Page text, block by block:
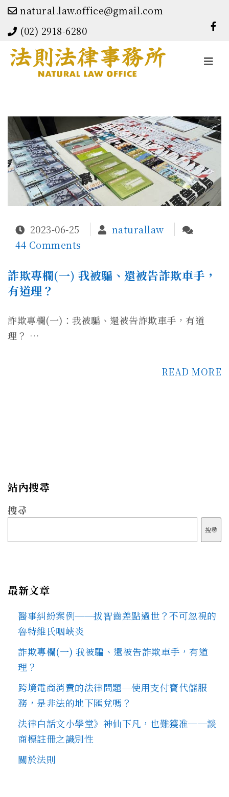
natural.law.office@gmail.com
(02) 2918-6280
Toggle
2023-06-25
naturallaw
44 Comments
詐欺專欄(一) 我被騙、還被告詐欺車手，
有道理？
詐欺專欄(一)：我被騙、還被告詐欺車手，有道
理？ …
READ MORE
站內搜尋
搜尋
搜尋
最新文章
醫事糾紛案例──拔智齒差點過世？不可忽視的
魯特維氏咽峽炎
詐欺專欄(一) 我被騙、還被告詐欺車手，有道
理？
跨境電商消費的法律問題─使用支付寶代儲服
務，是非法的地下匯兌嗎？
法律白話文小學堂》神仙下凡，也難獲准──談
商標註冊之識別性
關於法則